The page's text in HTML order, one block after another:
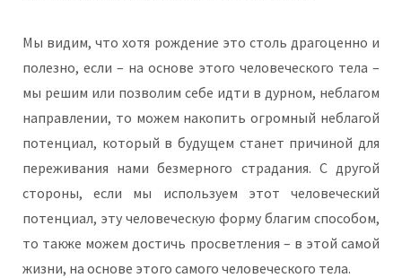
Мы видим, что хотя рождение это столь драгоценно и
полезно, если – на основе этого человеческого тела –
мы решим или позволим себе идти в дурном, неблагом
направлении, то можем накопить огромный неблагой
потенциал, который в будущем станет причиной для
переживания нами безмерного страдания. С другой
стороны, если мы используем этот человеческий
потенциал, эту человеческую форму благим способом,
то также можем достичь просветления – в этой самой
жизни, на основе этого самого человеческого тела.